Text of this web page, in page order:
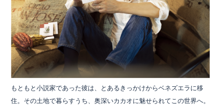
もともと小説家であった彼は、とあるきっかけからベネズエラに移
住。その土地で暮らすうち、奥深いカカオに魅せられてこの世界へ。